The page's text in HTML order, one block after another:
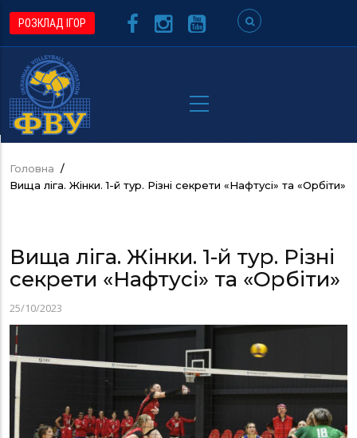
Перейти
основного
вмісту
РОЗКЛАД ІГОР
Рядок
Головна /
Вища ліга. Жінки. 1-й тур. Різні секрети «Нафтусі» та «Орбіти»
Вища ліга. Жінки. 1-й тур. Різні
секрети «Нафтусі» та «Орбіти»
25/10/2023